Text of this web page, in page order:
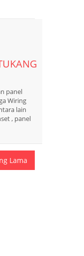
panel
Wiring
lain
, panel
Lama